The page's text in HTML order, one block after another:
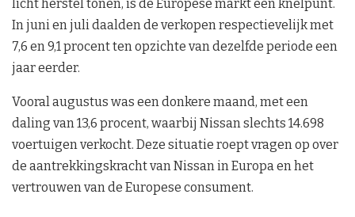
licht herstel tonen, is de Europese markt een knelpunt.
In juni en juli daalden de verkopen respectievelijk met
7,6 en 9,1 procent ten opzichte van dezelfde periode een
jaar eerder.
Vooral augustus was een donkere maand, met een
daling van 13,6 procent, waarbij Nissan slechts 14.698
voertuigen verkocht. Deze situatie roept vragen op over
de aantrekkingskracht van Nissan in Europa en het
vertrouwen van de Europese consument.